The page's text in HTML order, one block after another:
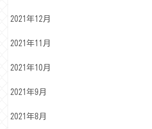
2021年12月
2021年11月
2021年10月
2021年9月
2021年8月